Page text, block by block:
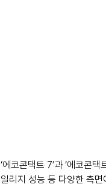
‘에코콘택트 7’과 ‘에코콘
일리지 성능 등 다양한 측